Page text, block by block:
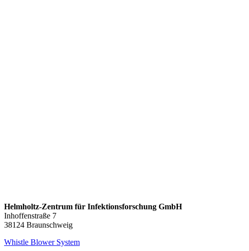
Helmholtz-Zentrum für Infektionsforschung GmbH
Inhoffenstraße 7
38124 Braunschweig
Whistle Blower System